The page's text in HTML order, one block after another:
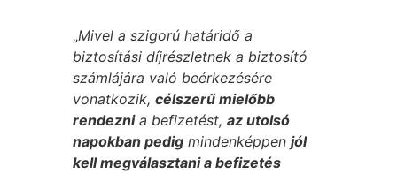
„Mivel a szigorú határidő a
biztosítási díjrészletnek a biztosító
számlájára való beérkezésére
vonatkozik,célszerű mielőbb
rendeznia befizetést,az utolsó
napokban pedig mindenképpenjól
kell megválasztani a befizetés